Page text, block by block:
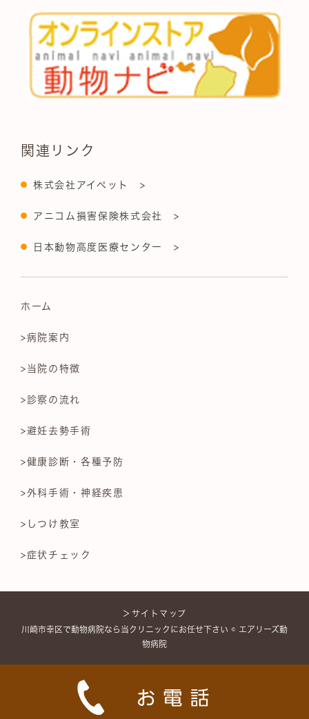
関連リンク
株式会社アイペット >
アニコム損害保険株式会社 >
日本動物高度医療センター >
ホーム
>病院案内
>当院の特徴
>診察の流れ
>避妊去勢手術
>健康診断・各種予防
>外科手術・神経疾患
>しつけ教室
>症状チェック
＞サイトマップ
川崎市幸区で動物病院なら当クリニックにお任せ下さい © エアリーズ動
物病院